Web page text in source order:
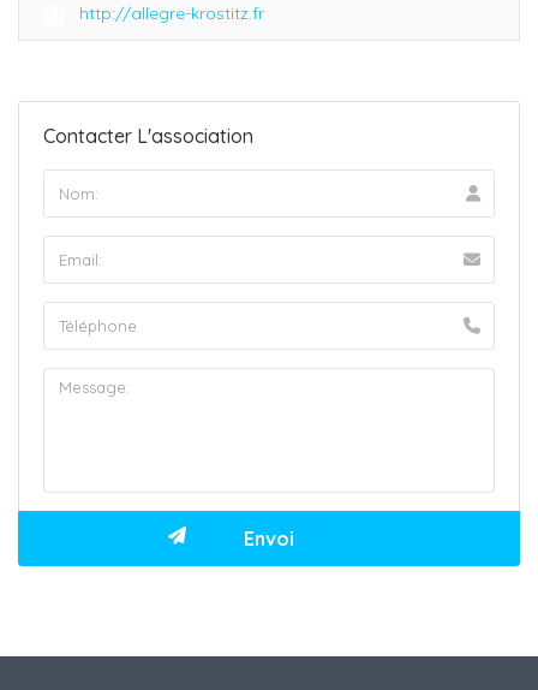
http://allegre-krostitz.fr
Contacter L'association